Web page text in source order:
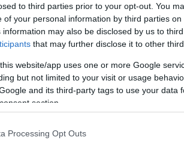
to third parties prior to your opt-out. You
of your personal information by third parties on
information may also be disclosed by us to
that may further disclose it to other
website/app uses one or more Google
but not limited to your visit or usage
and its third-party tags to use your data
section.
Processing Opt Outs